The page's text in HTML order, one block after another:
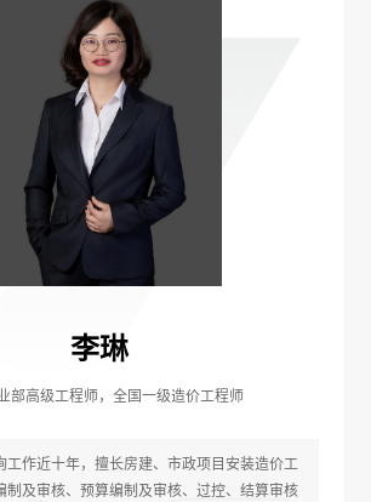
李琳
部高级工程师，全国一级造价工程师
工作近十年，擅长房建、市政项目安装造价工
制及审核、预算编制及审核、过控、结算审核